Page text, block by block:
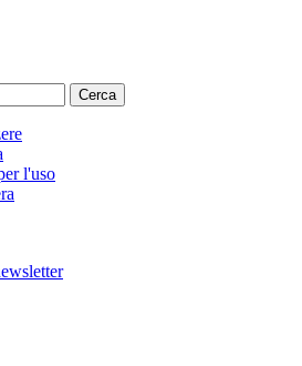
Cerca
l'uso